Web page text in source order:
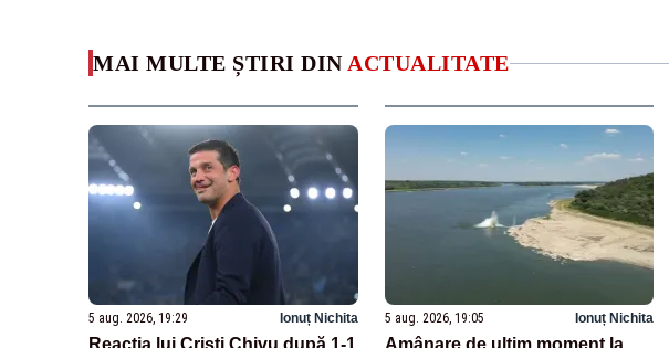
MAI MULTE ȘTIRI DIN ACTUALITATE
5 aug. 2026, 19:29 Ionuț Nichita
Reacția lui Cristi Chivu după 1-1
5 aug. 2026, 19:05 Ionuț Nichita
Amânare de ultim moment la